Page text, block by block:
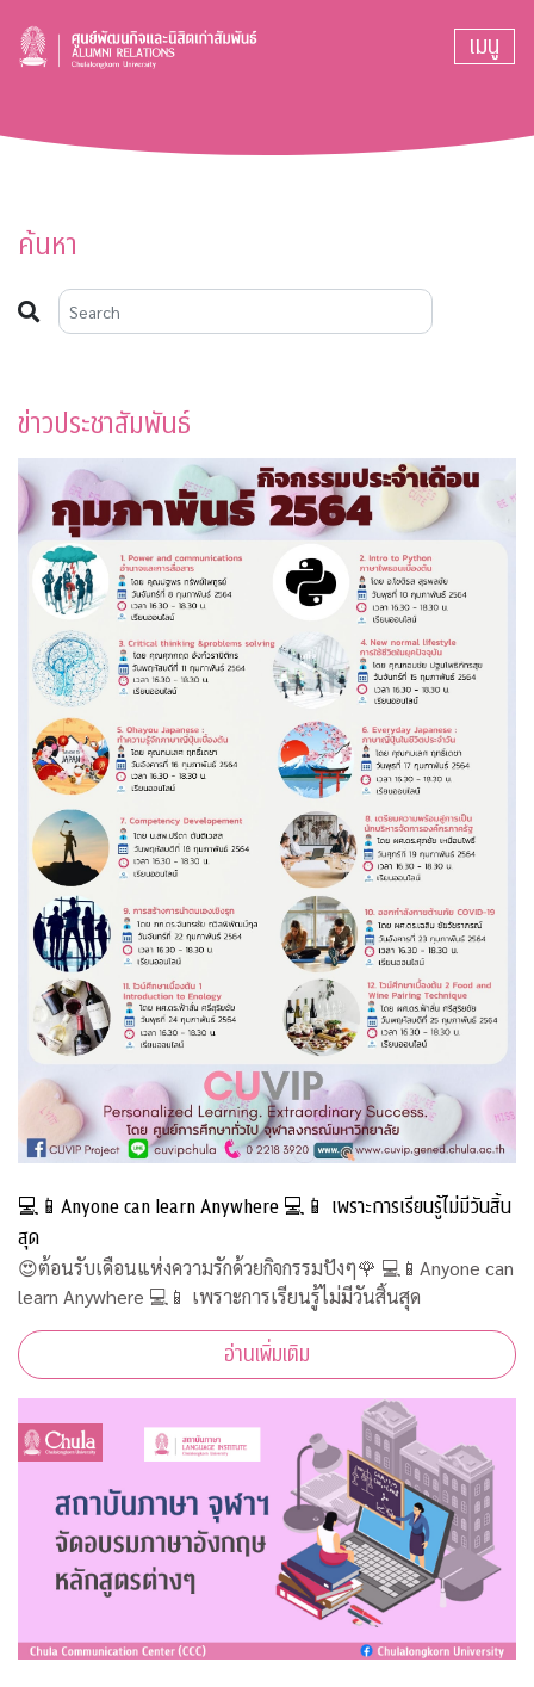
เมนู
ค้นหา
ข่าวประชาสัมพันธ์
💻📱Anyone can learn Anywhere 💻📱 เพราะการเรียนรู้ไม่มีวันสิ้น
สุด
😍ต้อนรับเดือนแห่งความรักด้วยกิจกรรมปังๆ🌹 💻📱Anyone can
learn Anywhere 💻📱 เพราะการเรียนรู้ไม่มีวันสิ้นสุด
อ่านเพิ่มเติม